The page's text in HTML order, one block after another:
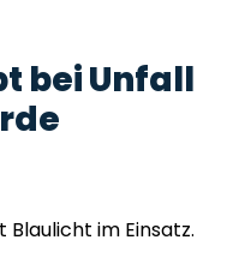
bei Unfall